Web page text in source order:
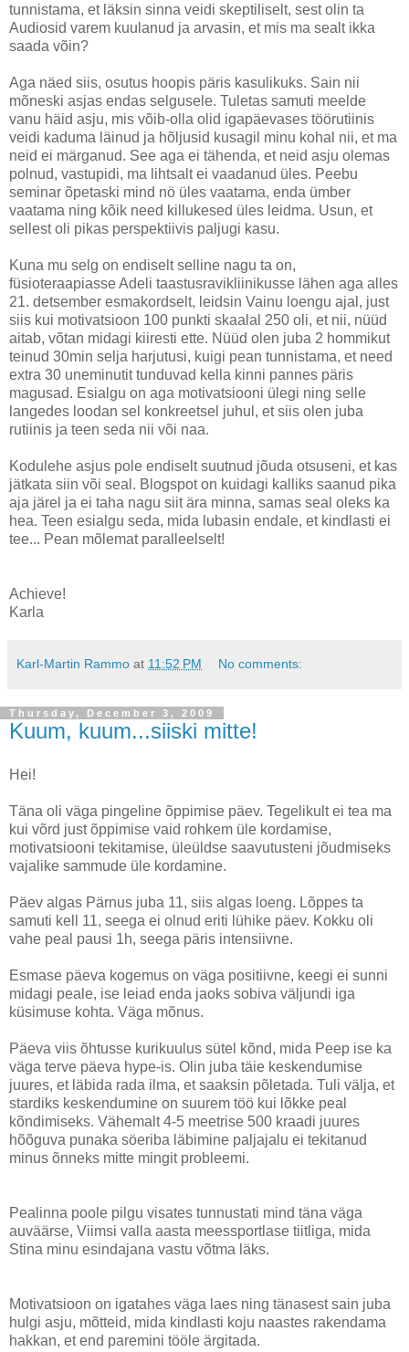
tunnistama, et läksin sinna veidi skeptiliselt, sest olin ta
Audiosid varem kuulanud ja arvasin, et mis ma sealt ikka
saada võin?
Aga näed siis, osutus hoopis päris kasulikuks. Sain nii
mõneski asjas endas selgusele. Tuletas samuti meelde
vanu häid asju, mis võib-olla olid igapäevases töörutiinis
veidi kaduma läinud ja hõljusid kusagil minu kohal nii, et ma
neid ei märganud. See aga ei tähenda, et neid asju olemas
polnud, vastupidi, ma lihtsalt ei vaadanud üles. Peebu
seminar õpetaski mind nö üles vaatama, enda ümber
vaatama ning kõik need killukesed üles leidma. Usun, et
sellest oli pikas perspektiivis paljugi kasu.
Kuna mu selg on endiselt selline nagu ta on,
füsioteraapiasse Adeli taastusravikliinikusse lähen aga alles
21. detsember esmakordselt, leidsin Vainu loengu ajal, just
siis kui motivatsioon 100 punkti skaalal 250 oli, et nii, nüüd
aitab, võtan midagi kiiresti ette. Nüüd olen juba 2 hommikut
teinud 30min selja harjutusi, kuigi pean tunnistama, et need
extra 30 uneminutit tunduvad kella kinni pannes päris
magusad. Esialgu on aga motivatsiooni ülegi ning selle
langedes loodan sel konkreetsel juhul, et siis olen juba
rutiinis ja teen seda nii või naa.
Kodulehe asjus pole endiselt suutnud jõuda otsuseni, et kas
jätkata siin või seal. Blogspot on kuidagi kalliks saanud pika
aja järel ja ei taha nagu siit ära minna, samas seal oleks ka
hea. Teen esialgu seda, mida lubasin endale, et kindlasti ei
tee... Pean mõlemat paralleelselt!
Achieve!
Karla
Karl-Martin Rammo at 11:52 PM No comments:
Thursday, December 3, 2009
Kuum, kuum...siiski mitte!
Hei!
Täna oli väga pingeline õppimise päev. Tegelikult ei tea ma
kui võrd just õppimise vaid rohkem üle kordamise,
motivatsiooni tekitamise, üleüldse saavutusteni jõudmiseks
vajalike sammude üle kordamine.
Päev algas Pärnus juba 11, siis algas loeng. Lõppes ta
samuti kell 11, seega ei olnud eriti lühike päev. Kokku oli
vahe peal pausi 1h, seega päris intensiivne.
Esmase päeva kogemus on väga positiivne, keegi ei sunni
midagi peale, ise leiad enda jaoks sobiva väljundi iga
küsimuse kohta. Väga mõnus.
Päeva viis õhtusse kurikuulus sütel kõnd, mida Peep ise ka
väga terve päeva hype-is. Olin juba täie keskendumise
juures, et läbida rada ilma, et saaksin põletada. Tuli välja, et
stardiks keskendumine on suurem töö kui lõkke peal
kõndimiseks. Vähemalt 4-5 meetrise 500 kraadi juures
hõõguva punaka söeriba läbimine paljajalu ei tekitanud
minus õnneks mitte mingit probleemi.
Pealinna poole pilgu visates tunnustati mind täna väga
auväärse, Viimsi valla aasta meessportlase tiitliga, mida
Stina minu esindajana vastu võtma läks.
Motivatsioon on igatahes väga laes ning tänasest sain juba
hulgi asju, mõtteid, mida kindlasti koju naastes rakendama
hakkan, et end paremini tööle ärgitada.